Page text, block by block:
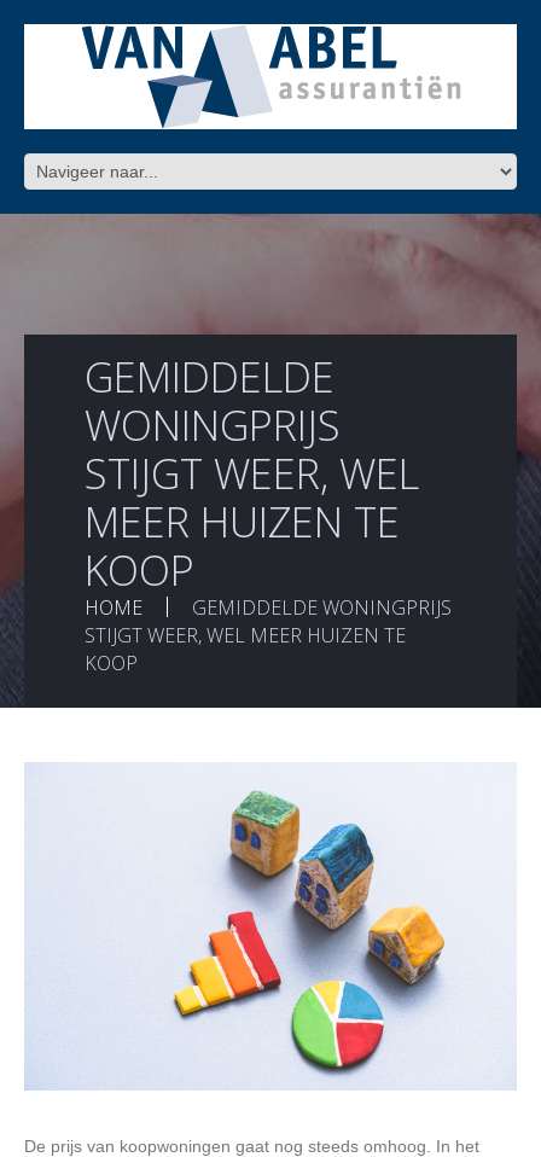
GEMIDDELDE
WONINGPRIJS
STIJGT WEER, WEL
MEER HUIZEN TE
KOOP
HOME
GEMIDDELDE WONINGPRIJS
STIJGT WEER, WEL MEER HUIZEN TE
KOOP
De prijs van koopwoningen gaat nog steeds omhoog. In het